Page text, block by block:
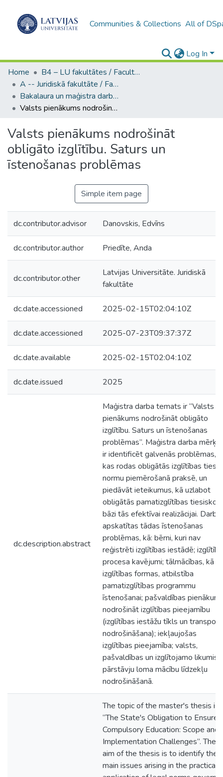
Communities & Collections All of
Log In
Home
B4 – LU fakultātes / Faculties of the UL
A -- Juridiskā fakultāte / Faculty of Law
Bakalaura un maģistra darbi (JF) / Bachelor's and Master's theses
Valsts pienākums nodrošināt obligāto izglītību. Saturs un īstenošanas problēmas
Valsts pienākums nodrošināt
obligāto izglītību. Saturs un
īstenošanas problēmas
Simple item page
dc.contributor.advisor Danovskis, Edvīns
dc.contributor.author Priedīte, Anda
dc.contributor.other
Latvijas Universitāte. Juridiskā
fakultāte
dc.date.accessioned 2025-02-15T02:04:10Z
dc.date.accessioned 2025-07-23T09:37:37Z
dc.date.available 2025-02-15T02:04:10Z
dc.date.issued 2025
dc.description.abstract
Maģistra darba temats ir “Valsts
pienākums nodrošināt obligāto
izglītību. Saturs un īstenošanas
problēmas”. Maģistra darba mērķis
ir identificēt galvenās problēmas,
kas rodas obligātās izglītības
normu piemērošanā praksē, un
piedāvāt ieteikumus, kā uzlabot
obligātās pamatizglītības tiesisko
bāzi tās efektīvai realizācijai. Darbā
apskatītas tādas īstenošanas
problēmas, kā: bērni, kuri nav
reģistrēti izglītības iestādē;
procesa kavējumi; tālmācības, kā
izglītības formas, atbilstība
pamatizglītības programmu
īstenošanai; pašvaldības
nodrošināt izglītības pieejamību
(izglītības iestāžu tīkls un
nodrošināšana); iekļaujošas
izglītības pieejamība; valsts,
pašvaldības un izglītojamo
pārstāvju loma mācību līdzekļu
nodrošināšanā.
The topic of the master's thesis is
“The State's Obligation to Ensure
Compulsory Education: Scope and
Implementation Challenges”. The
aim of the thesis is to identify the
main issues arising in the practical